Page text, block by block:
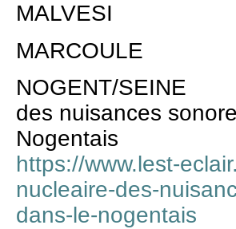
MALVESI
MARCOULE
NOGENT/SEINE
des nuisances
Nogentais
https://www.lest-
nucleaire-des-
dans-le-nogentais